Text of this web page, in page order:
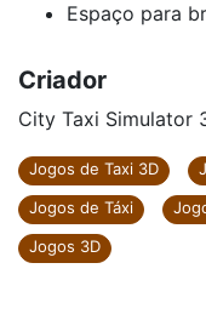
Espaço para
Criador
City Taxi Simulator
Jogos de Taxi 3D
Jogos de Táxi
Jogos 3D